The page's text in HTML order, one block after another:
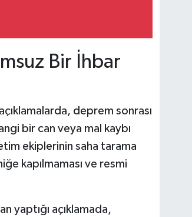
Bir İhbar
deprem sonrası
bir can veya mal kaybı
ekiplerinin saha tarama
kapılmaması ve resmi
yaptığı açıklamada,